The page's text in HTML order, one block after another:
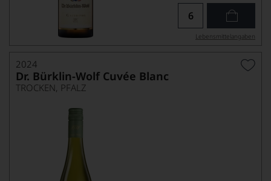
Lebensmittel­angaben
2024
Dr. Bürklin-Wolf Cuvée Blanc
TROCKEN, PFALZ